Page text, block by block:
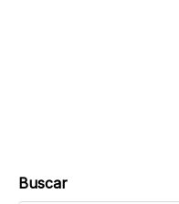
Buscar